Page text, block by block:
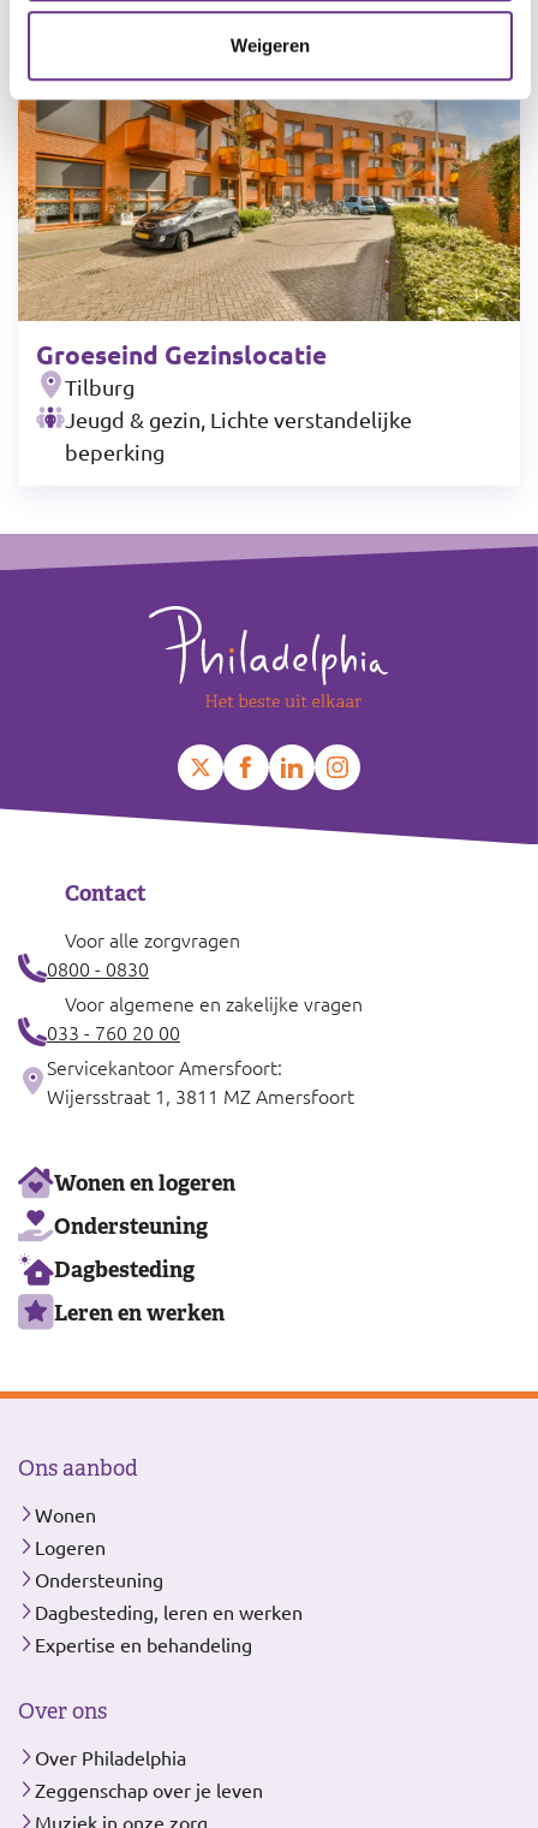
Weigeren
Groeseind Gezinslocatie
Tilburg
Jeugd & gezin, Lichte verstandelijke
beperking
Contact
Voor alle zorgvragen
0800 - 0830
Voor algemene en zakelijke vragen
033 - 760 20 00
Servicekantoor Amersfoort:
Wijersstraat 1, 3811 MZ Amersfoort
Ons
aanbod
Wonen en logeren
Ondersteuning
Dagbesteding
Leren en werken
Ons aanbod
Wonen
Logeren
Ondersteuning
Dagbesteding, leren en werken
Expertise en behandeling
Over ons
Over Philadelphia
Zeggenschap over je leven
Muziek in onze zorg